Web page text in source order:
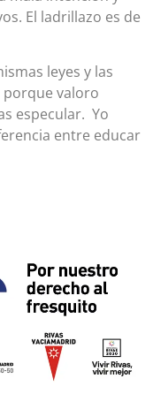
El ladrillazo es de
leyes y las
porque valoro
especular. Yo
entre educar